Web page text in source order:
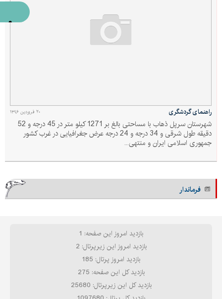
۲۰ فروردین ۱۳۹۶ راهنمای گردشگری
شهرستان سرپل ذهاب با مساحتی بالغ بر 1271 کیلو متر در 45 درجه و 52
دقیقه طول شرقی و 34 درجه و 24 درجه عرض جغرافیایی در غرب کشور
جمهوری اسلامی ایران و منتهی...
فرماندار
بازدید امروز این صفحه: 1
بازدید امروز این زیرپرتال: 2
بازدید امروز پرتال: 185
بازدید کل این صفحه: 275
بازدید کل این زیرپرتال: 25680